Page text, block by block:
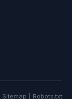
Sitemap Robots.txt